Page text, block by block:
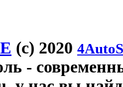
(c) 2020
-